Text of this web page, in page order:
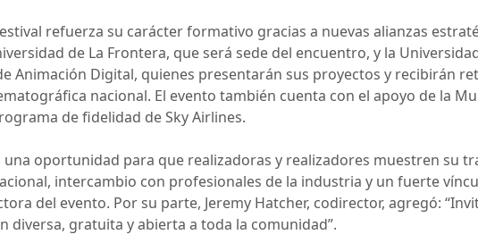
refuerza su carácter formativo gracias a nuevas alianzas
de La Frontera, que será sede del encuentro, y la
Animación Digital, quienes presentarán sus proyectos y recibirán
nacional. El evento también cuenta con el apoyo de la
de fidelidad de Sky Airlines.
una oportunidad para que realizadoras y realizadores muestren su
intercambio con profesionales de la industria y un fuerte
del evento. Por su parte, Jeremy Hatcher, codirector, agregó:
diversa, gratuita y abierta a toda la comunidad”.